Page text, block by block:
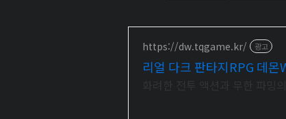
https://dw.tqgame.kr/ 광고
리얼 다크 판타지RPG 데몬